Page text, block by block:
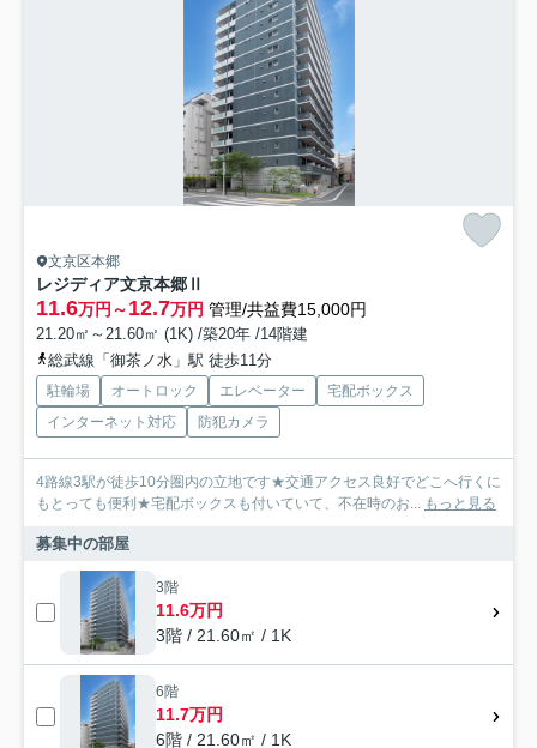
文京区本郷
レジディア文京本郷Ⅱ
11.6万円～12.7万円 管理/共益費15,000円
21.20㎡～21.60㎡ (1K) /築20年 /14階建
総武線「御茶ノ水」駅 徒歩11分
駐輪場 オートロック エレベーター
宅配ボックス
インターネット対応
防犯カメラ
4路線3駅が徒歩10分圏内の立地です★交通アクセス良好でどこへ行くに
もとっても便利★宅配ボックスも付いていて、不在時のお... もっと見る
募集中の部屋
3階
11.6万円
3階 / 21.60㎡ / 1K
6階
11.7万円
6階 / 21.60㎡ / 1K